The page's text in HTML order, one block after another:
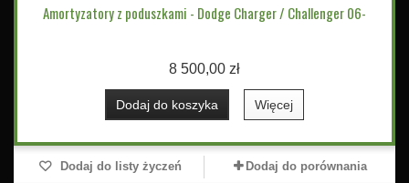
Amortyzatory z poduszkami - Dodge Charger / Challenger 06-
8 500,00 zł
Dodaj do koszyka Więcej
Dodaj do listy życzeń Dodaj do porównania